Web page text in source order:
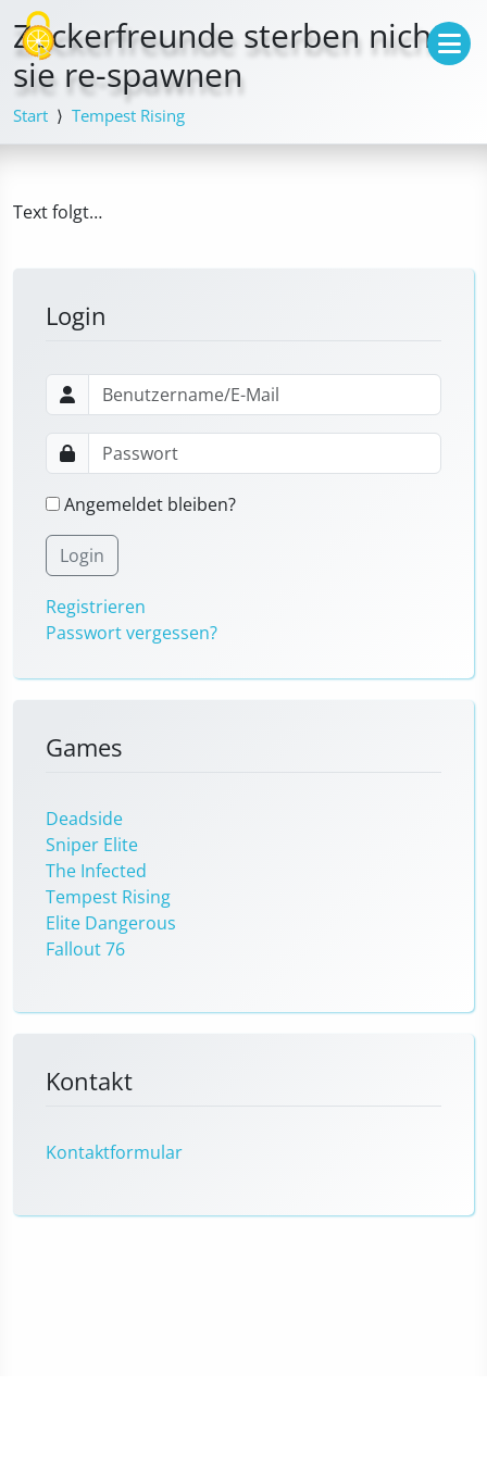
Zockerfreunde sterben nicht,
sie re-spawnen
Start Tempest Rising
Text folgt…
Login
Angemeldet bleiben?
Login
Registrieren
Passwort vergessen?
Games
Deadside
Sniper Elite
The Infected
Tempest Rising
Elite Dangerous
Fallout 76
Kontakt
Kontaktformular
Cookie-Einstellungen